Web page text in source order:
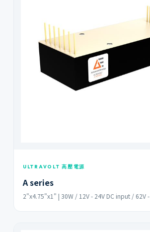
ULTRAVOLT 高壓電源
A series
2"x4.75"x1" | 30W / 12V - 24V DC input / 62V -